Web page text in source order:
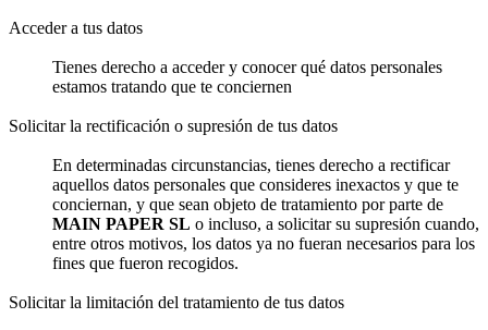
Acceder a tus datos
Tienes derecho a acceder y conocer qué datos personales
estamos tratando que te conciernen
Solicitar la rectificación o supresión de tus datos
En determinadas circunstancias, tienes derecho a rectificar
aquellos datos personales que consideres inexactos y que te
conciernan, y que sean objeto de tratamiento por parte de
MAIN PAPER SL o incluso, a solicitar su supresión cuando,
entre otros motivos, los datos ya no fueran necesarios para los
fines que fueron recogidos.
Solicitar la limitación del tratamiento de tus datos